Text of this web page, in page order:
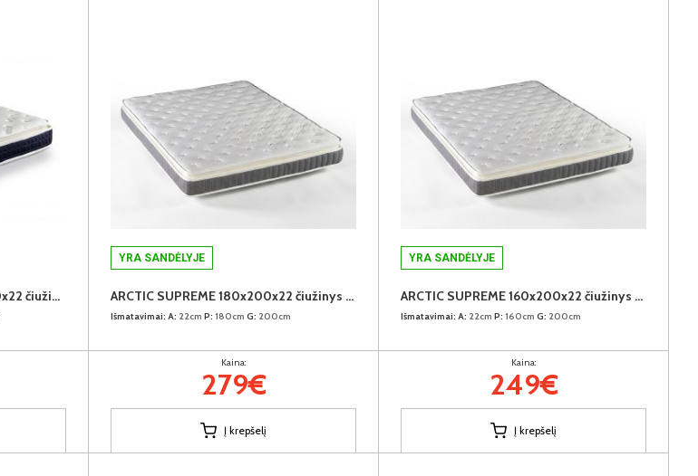
FROSTY ELITE LATEX 140x200x22 čiužinys (Susuktas)
YRA SANDĖLYJE
ARCTIC SUPREME 180x200x22 čiužinys (Susuktas)
Išmatavimai: A: 22cm P: 180cm G: 200cm
Kaina:
279€
Į krepšelį
YRA SANDĖLYJE
ARCTIC SUPREME 160x200x22 čiužinys (Susuktas)
Išmatavimai: A: 22cm P: 160cm G: 200cm
Kaina:
249€
Į krepšelį